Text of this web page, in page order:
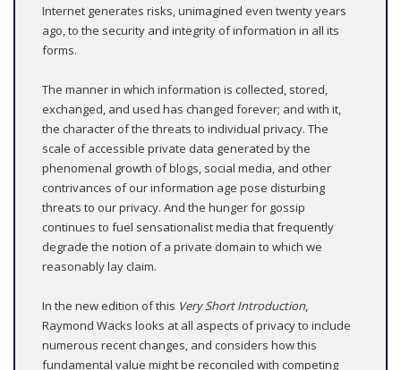
Internet generates risks, unimagined even twenty years
ago, to the security and integrity of information in all its
forms.
The manner in which information is collected, stored,
exchanged, and used has changed forever; and with it,
the character of the threats to individual privacy. The
scale of accessible private data generated by the
phenomenal growth of blogs, social media, and other
contrivances of our information age pose disturbing
threats to our privacy. And the hunger for gossip
continues to fuel sensationalist media that frequently
degrade the notion of a private domain to which we
reasonably lay claim.
In the new edition of this Very Short Introduction,
Raymond Wacks looks at all aspects of privacy to include
numerous recent changes, and considers how this
fundamental value might be reconciled with competing